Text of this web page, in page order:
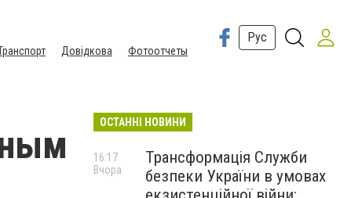
Довідкова Фотоотчеты
Рус
ОСТАННІ НОВИНИ
Трансформація Служби
безпеки України в умовах
16:17
Вчора